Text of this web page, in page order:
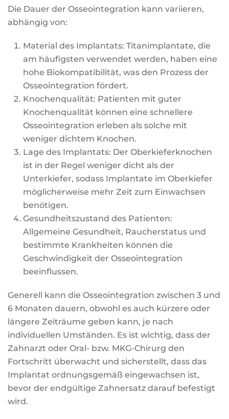
Die Dauer der Osseointegration kann variieren,
abhängig von:
Material des Implantats: Titanimplantate, die
am häufigsten verwendet werden, haben eine
hohe Biokompatibilität, was den Prozess der
Osseointegration fördert.
Knochenqualität: Patienten mit guter
Knochenqualität können eine schnellere
Osseointegration erleben als solche mit
weniger dichtem Knochen.
Lage des Implantats: Der Oberkieferknochen
ist in der Regel weniger dicht als der
Unterkiefer, sodass Implantate im Oberkiefer
möglicherweise mehr Zeit zum Einwachsen
benötigen.
Gesundheitszustand des Patienten:
Allgemeine Gesundheit, Raucherstatus und
bestimmte Krankheiten können die
Geschwindigkeit der Osseointegration
beeinflussen.
Generell kann die Osseointegration zwischen 3 und
6 Monaten dauern, obwohl es auch kürzere oder
längere Zeiträume geben kann, je nach
individuellen Umständen. Es ist wichtig, dass der
Zahnarzt oder Oral- bzw. MKG-Chirurg den
Fortschritt überwacht und sicherstellt, dass das
Implantat ordnungsgemäß eingewachsen ist,
bevor der endgültige Zahnersatz darauf befestigt
wird.